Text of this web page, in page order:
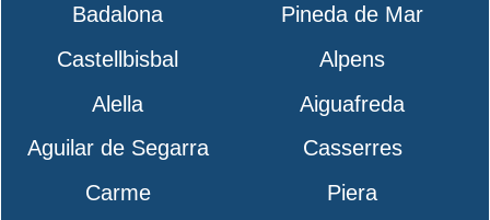
Badalona
Pineda de Mar
Castellbisbal
Alpens
Alella
Aiguafreda
Aguilar de Segarra
Casserres
Carme
Piera